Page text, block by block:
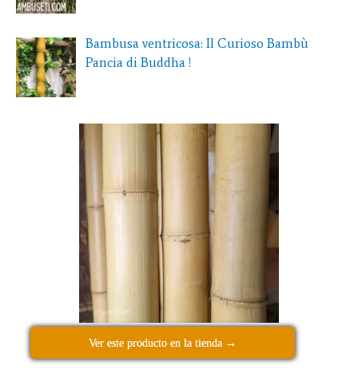
Bambusa ventricosa: Il Curioso Bambù
Pancia di Buddha !
Ver este producto en la tienda →